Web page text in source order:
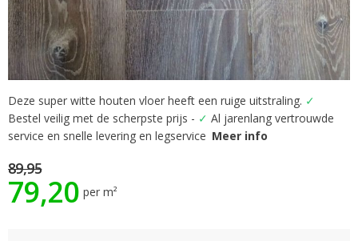
Ga
naar
het
van
de
afbeeldingen-
Deze super witte houten vloer heeft een ruige uitstraling. ✓
Bestel veilig met de scherpste prijs - ✓ Al jarenlang vertrouwde
service en snelle levering en legservice Meer info
89,95
79,20 per m²